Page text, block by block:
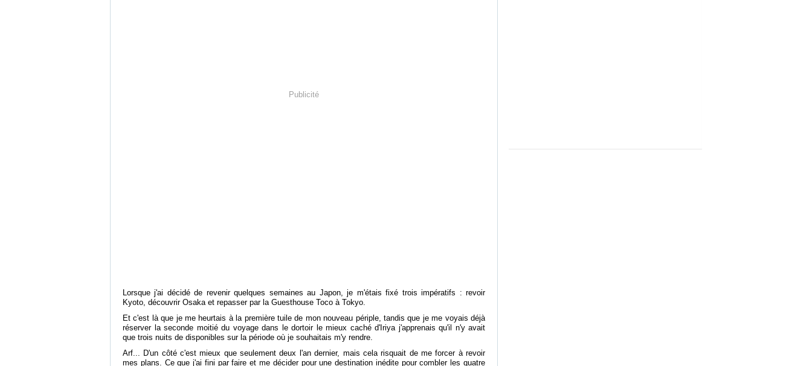
Publicité
Lorsque j'ai décidé de revenir quelques semaines au Japon, je m'étais fixé trois impératifs : revoir
Kyoto, découvrir Osaka et repasser par la Guesthouse Toco à Tokyo.
Et c'est là que je me heurtais à la première tuile de mon nouveau périple, tandis que je me voyais déjà
réserver la seconde moitié du voyage dans le dortoir le mieux caché d'Iriya j'apprenais qu'il n'y avait
que trois nuits de disponibles sur la période où je souhaitais m'y rendre.
Arf... D'un côté c'est mieux que seulement deux l'an dernier, mais cela risquait de me forcer à revoir
mes plans. Ce que j'ai fini par faire et me décider pour une destination inédite pour combler les quatre